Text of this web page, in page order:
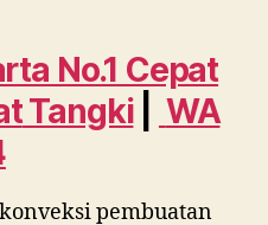
Jakarta
No.1
Cepat
dan
Tangki
No.1 Cepat
Tangki|
WA
pembuatan